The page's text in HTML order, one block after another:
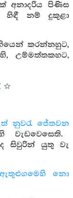
අනාදරිය පිණිස
හිඳී නම් දුකුළා
කරන්නහුට,
උම්මත්තකහට,
නුවරැ ජේතවන
සිවුරින් යුතු වැ
නො